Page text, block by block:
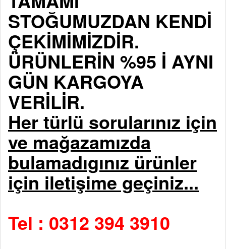
STOĞUMUZDAN KENDİ
ÇEKİMİMİZDİR.
ÜRÜNLERİN %95 İ AYNI
GÜN KARGOYA
VERİLİR.
Her türlü sorularınız için
ve mağazamızda
bulamadıgınız ürünler
için iletişime geçiniz...
Tel : 0312 394 3910